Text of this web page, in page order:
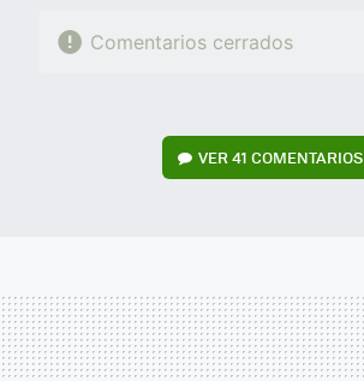
Comentarios cerrados
VER41 COMENTARIOS